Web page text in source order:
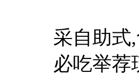
采自助式
必吃举荐